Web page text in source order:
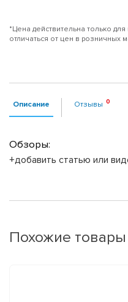
*Цена действительна только
отличаться от цен в розничных
Описание Отзывы
Обзоры:
+добавить статью или
Похожие товары